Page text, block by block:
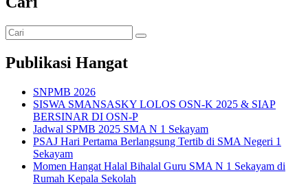
Publikasi Hangat
SNPMB 2026
SISWA SMANSASKY LOLOS OSN-K 2025 & SIAP
BERSINAR DI OSN-P
Jadwal SPMB 2025 SMA N 1 Sekayam
PSAJ Hari Pertama Berlangsung Tertib di SMA Negeri 1
Sekayam
Momen Hangat Halal Bihalal Guru SMA N 1 Sekayam di
Rumah Kepala Sekolah